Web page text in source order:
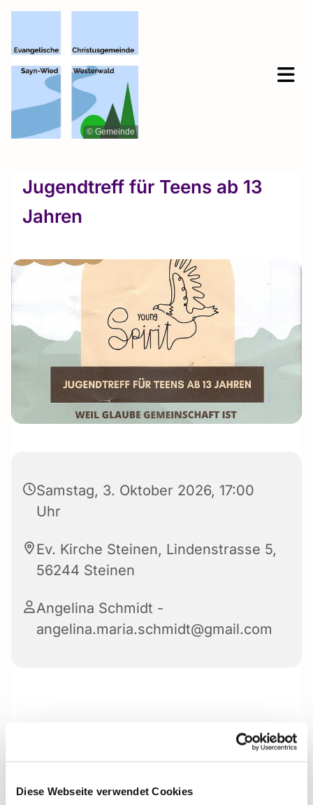
Diese Webseite verwendet Cookies
© Gemeinde
Jugendtreff für Teens ab 13
Jahren
Samstag, 3. Oktober 2026, 17:00
Uhr
Ev. Kirche Steinen, Lindenstrasse 5,
56244 Steinen
Angelina Schmidt -
angelina.maria.schmidt@gmail.com